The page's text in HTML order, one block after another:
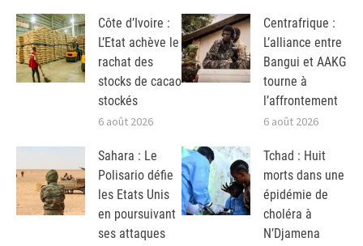
Côte d’Ivoire :
L’Etat achève le
rachat des
stocks de cacao
stockés
6 août 2026
Centrafrique :
L’alliance entre
Bangui et AAKG
tourne à
l’affrontement
6 août 2026
Sahara : Le
Polisario défie
les Etats Unis
en poursuivant
ses attaques
Tchad : Huit
morts dans une
épidémie de
choléra à
N’Djamena